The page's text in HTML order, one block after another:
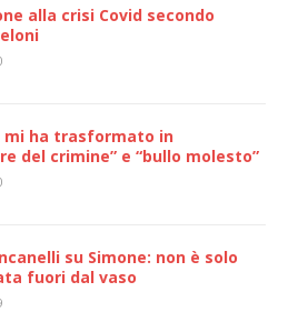
alla crisi Covid secondo
mi ha trasformato in
del crimine” e “bullo molesto”
su Simone: non è solo
fuori dal vaso